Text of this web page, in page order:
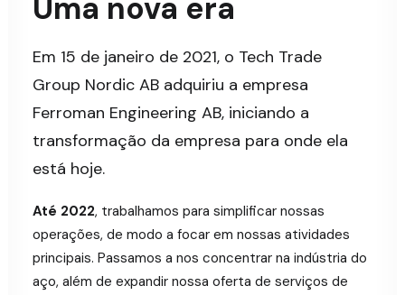
Uma nova era
Em 15 de janeiro de 2021, o Tech Trade
Group Nordic AB adquiriu a empresa
Ferroman Engineering AB, iniciando a
transformação da empresa para onde ela
está hoje.
Até 2022, trabalhamos para simplificar nossas
operações, de modo a focar em nossas atividades
principais. Passamos a nos concentrar na indústria do
aço, além de expandir nossa oferta de serviços de